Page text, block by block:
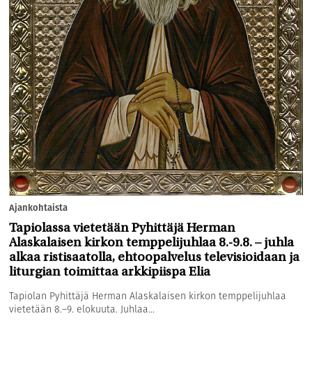
Ajankohtaista
Tapiolassa vietetään Pyhittäjä Herman
Alaskalaisen kirkon temppelijuhlaa 8.-9.8. – juhla
alkaa ristisaatolla, ehtoopalvelus televisioidaan ja
liturgian toimittaa arkkipiispa Elia
Tapiolan Pyhittäjä Herman Alaskalaisen kirkon temppelijuhlaa
vietetään 8.–9. elokuuta. Juhlaa...